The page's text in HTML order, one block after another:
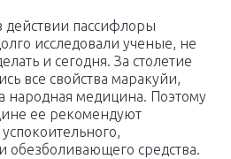
действии пассифлоры
исследовали ученые, не
и сегодня. За столетие
все свойства маракуйи,
народная медицина. Поэтому
ее рекомендуют
обезболивающего средства.